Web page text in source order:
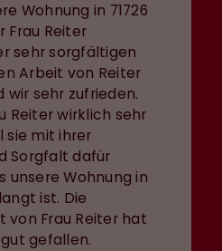
Wohnung in 71726
Frau Reiter
sehr sorgfältigen
Arbeit von Reiter
wir sehr zufrieden.
Reiter wirklich sehr
sie mit ihrer
Sorgfalt dafür
unsere Wohnung in
ist. Die
von Frau Reiter hat
gefallen.